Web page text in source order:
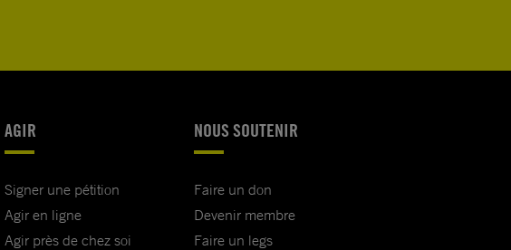
AGIR
Signer une pétition
Agir en ligne
Agir près de chez soi
NOUS SOUTENIR
Faire un don
Devenir membre
Faire un legs